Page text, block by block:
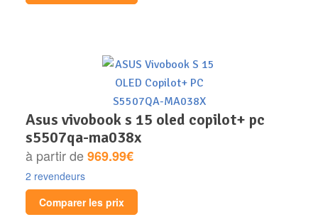
asus vivobook s 15 oled copilot+ pc
s5507qa-ma038x
à partir de969.99€
2 revendeurs
Comparer les prix